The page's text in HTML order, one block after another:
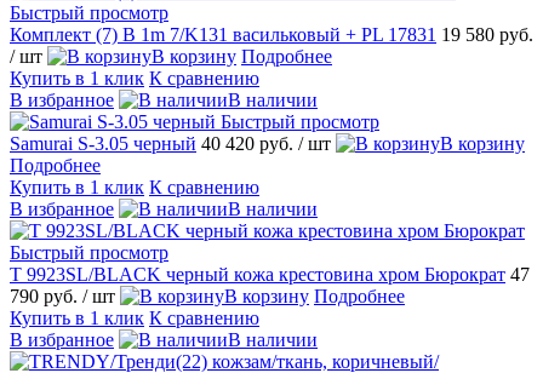
Быстрый просмотр
Комплект (7) B 1m 7/K131 васильковый + PL 17831 19 580 руб.
/ шт
В корзину Подробнее
Купить в 1 клик К сравнению
В избранное
В наличии
Быстрый просмотр
Samurai S-3.05 черный 40 420 руб. / шт
В корзину
Подробнее
Купить в 1 клик К сравнению
В избранное
В наличии
Быстрый просмотр
T 9923SL/BLACK черный кожа крестовина хром Бюрократ 47
790 руб. / шт В корзину Подробнее
Купить в 1 клик К сравнению
В избранное
В наличии